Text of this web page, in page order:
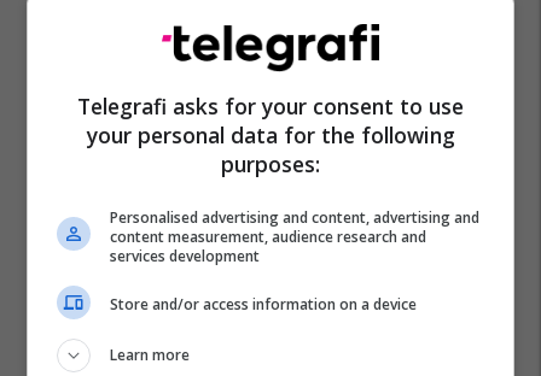
Telegrafi asks for your consent to use
your personal data for the following
purposes:
Personalised advertising and content, advertising and
content measurement, audience research and
services development
Store and/or access information on a device
Learn more